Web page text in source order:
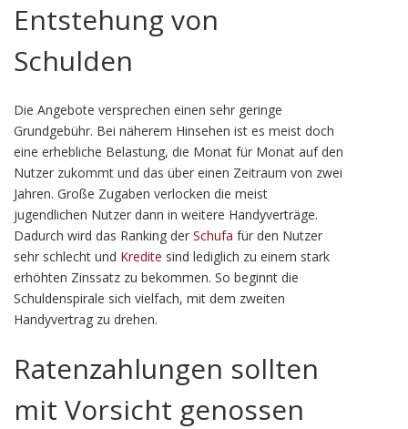
Entstehung von
Schulden
Die Angebote versprechen einen sehr geringe
Grundgebühr. Bei näherem Hinsehen ist es meist doch
eine erhebliche Belastung, die Monat für Monat auf den
Nutzer zukommt und das über einen Zeitraum von zwei
Jahren. Große Zugaben verlocken die meist
jugendlichen Nutzer dann in weitere Handyverträge.
Dadurch wird das Ranking der Schufa für den Nutzer
sehr schlecht und Kredite sind lediglich zu einem stark
erhöhten Zinssatz zu bekommen. So beginnt die
Schuldenspirale sich vielfach, mit dem zweiten
Handyvertrag zu drehen.
Ratenzahlungen sollten
mit Vorsicht genossen